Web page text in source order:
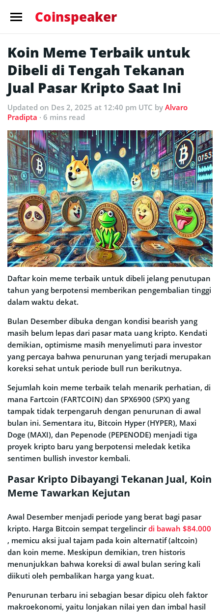
Coinspeaker
Koin Meme Terbaik untuk
Dibeli di Tengah Tekanan
Jual Pasar Kripto Saat Ini
Updated on Des 2, 2025 at 12:40 pm UTC by Alvaro
Pradipta · 6 mins read
Daftar koin meme terbaik untuk dibeli jelang penutupan
tahun yang berpotensi memberikan pengembalian tinggi
dalam waktu dekat.
Bulan Desember dibuka dengan kondisi bearish yang
masih belum lepas dari pasar mata uang kripto. Kendati
demikian, optimisme masih menyelimuti para investor
yang percaya bahwa penurunan yang terjadi merupakan
koreksi sehat untuk periode bull run berikutnya.
Sejumlah koin meme terbaik telah menarik perhatian, di
mana Fartcoin (FARTCOIN) dan SPX6900 (SPX) yang
tampak tidak terpengaruh dengan penurunan di awal
bulan ini. Sementara itu, Bitcoin Hyper (HYPER), Maxi
Doge (MAXI), dan Pepenode (PEPENODE) menjadi tiga
proyek kripto baru yang berpotensi meledak ketika
sentimen bullish investor kembali.
Pasar Kripto Dibayangi Tekanan Jual, Koin
Meme Tawarkan Kejutan
Awal Desember menjadi periode yang berat bagi pasar
kripto. Harga Bitcoin sempat tergelincirdi bawah $84.000
, memicu aksi jual tajam pada koin alternatif (altcoin)
dan koin meme. Meskipun demikian, tren historis
menunjukkan bahwa koreksi di awal bulan sering kali
diikuti oleh pembalikan harga yang kuat.
Penurunan terbaru ini sebagian besar dipicu oleh faktor
makroekonomi, yaitu lonjakan nilai yen dan imbal hasil